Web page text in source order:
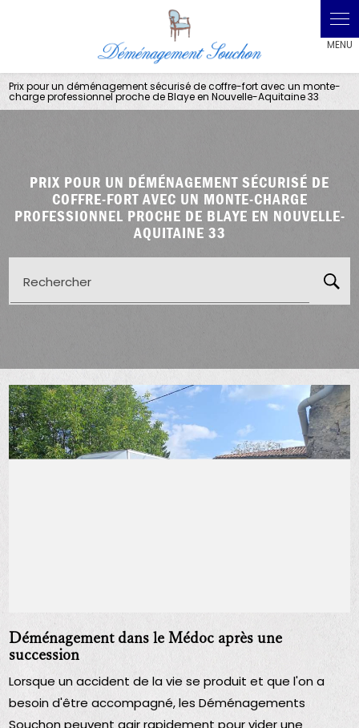
Prix pour un déménagement sécurisé de coffre-fort avec un monte-
charge professionnel proche de Blaye en Nouvelle-Aquitaine 33
PRIX POUR UN DÉMÉNAGEMENT SÉCURISÉ DE
COFFRE-FORT AVEC UN MONTE-CHARGE
PROFESSIONNEL PROCHE DE BLAYE EN NOUVELLE-
AQUITAINE 33
Rechercher
Déménagement dans le Médoc après une
succession
Lorsque un accident de la vie se produit et que l'on a
besoin d'être accompagné, les Déménagements
Souchon peuvent agir rapidement pour vider une